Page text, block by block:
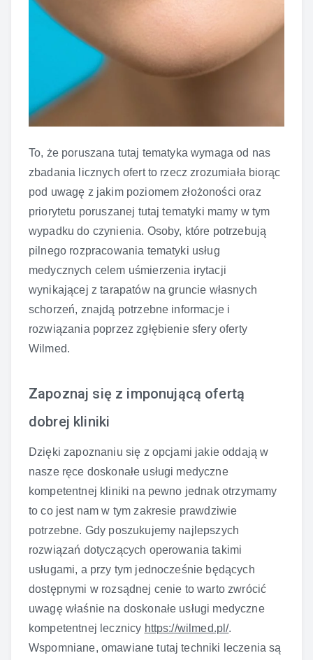
To, że poruszana tutaj tematyka wymaga od nas
zbadania licznych ofert to rzecz zrozumiała biorąc
pod uwagę z jakim poziomem złożoności oraz
priorytetu poruszanej tutaj tematyki mamy w tym
wypadku do czynienia. Osoby, które potrzebują
pilnego rozpracowania tematyki usług
medycznych celem uśmierzenia irytacji
wynikającej z tarapatów na gruncie własnych
schorzeń, znajdą potrzebne informacje i
rozwiązania poprzez zgłębienie sfery oferty
Wilmed.
Zapoznaj się z imponującą ofertą
dobrej kliniki
Dzięki zapoznaniu się z opcjami jakie oddają w
nasze ręce doskonałe usługi medyczne
kompetentnej kliniki na pewno jednak otrzymamy
to co jest nam w tym zakresie prawdziwie
potrzebne. Gdy poszukujemy najlepszych
rozwiązań dotyczących operowania takimi
usługami, a przy tym jednocześnie będących
dostępnymi w rozsądnej cenie to warto zwrócić
uwagę właśnie na doskonałe usługi medyczne
kompetentnej lecznicy https://wilmed.pl/.
Wspomniane, omawiane tutaj techniki leczenia są